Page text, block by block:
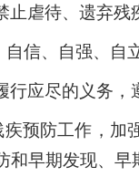
虐待、遗弃残
信、自强、自
应尽的义务，
预防工作，加
和早期发现、